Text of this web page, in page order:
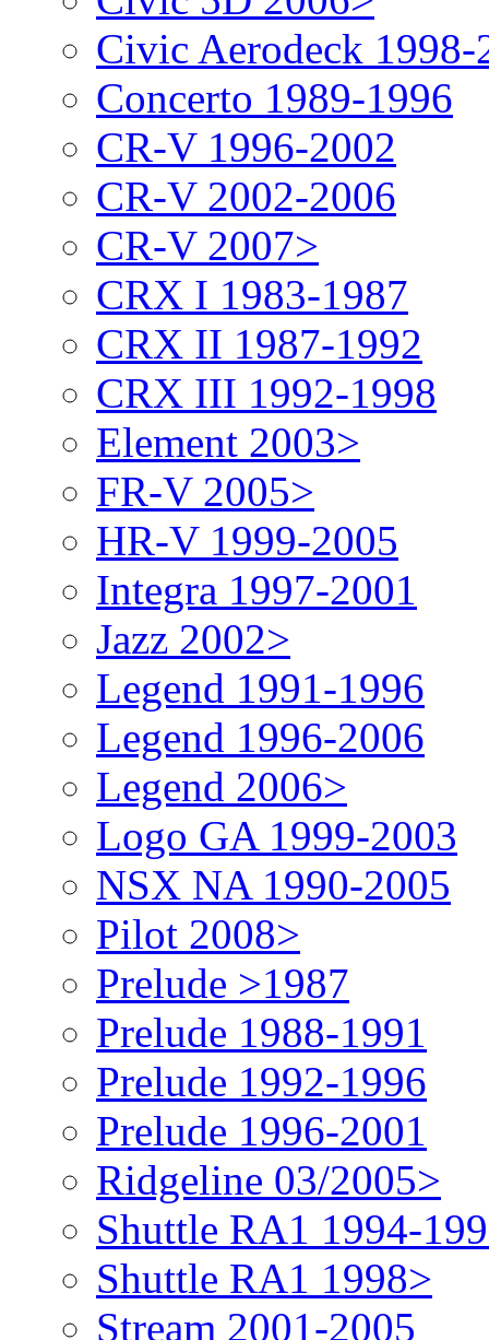
Civic Aerodeck 1998-
Concerto 1989-1996
CR-V 1996-2002
CR-V 2002-2006
CR-V 2007>
CRX I 1983-1987
CRX II 1987-1992
CRX III 1992-1998
Element 2003>
FR-V 2005>
HR-V 1999-2005
Integra 1997-2001
Jazz 2002>
Legend 1991-1996
Legend 1996-2006
Legend 2006>
Logo GA 1999-2003
NSX NA 1990-2005
Pilot 2008>
Prelude >1987
Prelude 1988-1991
Prelude 1992-1996
Prelude 1996-2001
Ridgeline 03/2005>
Shuttle RA1 1994-
Shuttle RA1 1998>
Stream 2001-2005